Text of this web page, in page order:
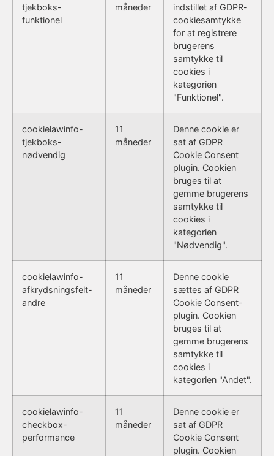
tjekboks-
funktionel
måneder
indstillet af GDPR-
cookiesamtykke
for at registrere
brugerens
samtykke til
cookies i
kategorien
"Funktionel".
cookielawinfo-
tjekboks-
nødvendig
11
måneder
Denne cookie er
sat af GDPR
Cookie Consent
plugin. Cookien
bruges til at
gemme brugerens
samtykke til
cookies i
kategorien
"Nødvendig".
cookielawinfo-
afkrydsningsfelt-
andre
11
måneder
Denne cookie
sættes af GDPR
Cookie Consent-
plugin. Cookien
bruges til at
gemme brugerens
samtykke til
cookies i
kategorien "Andet".
cookielawinfo-
checkbox-
performance
11
måneder
Denne cookie er
sat af GDPR
Cookie Consent
plugin. Cookien